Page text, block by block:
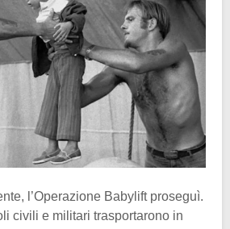
l’Operazione Babylift proseguì.
civili e militari trasportarono in